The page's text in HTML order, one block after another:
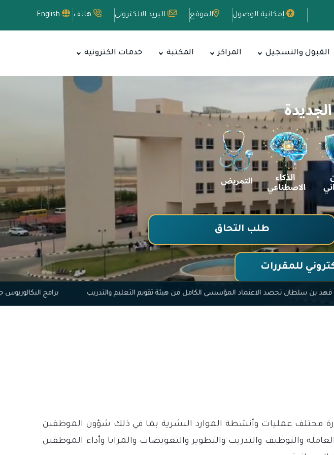
إمكانية الوصول الموقع البريد الالكتروني هاتف
القبول والتسجيل المراكز المكتبة خدمات الكترونية
طلب التحاق
للمقررات
جامعة فهد بن سلطان تحصد الاعتماد المؤسسي الكامل من هيئة تقويم التعليم والتدريب برامج
مختلف عمليات وأنشطة الموارد البشرية بما في ذلك شؤون الموظفين
والتوظيف والتدريب والتطوير والتعويضات والمزايا وأداء الموظفين